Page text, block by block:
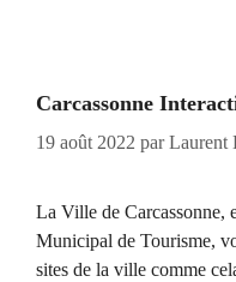
Carcassonne
19 août 2022 parLaurent
La Ville de Carcassonne,
Municipal de Tourisme,
sites de la ville comme